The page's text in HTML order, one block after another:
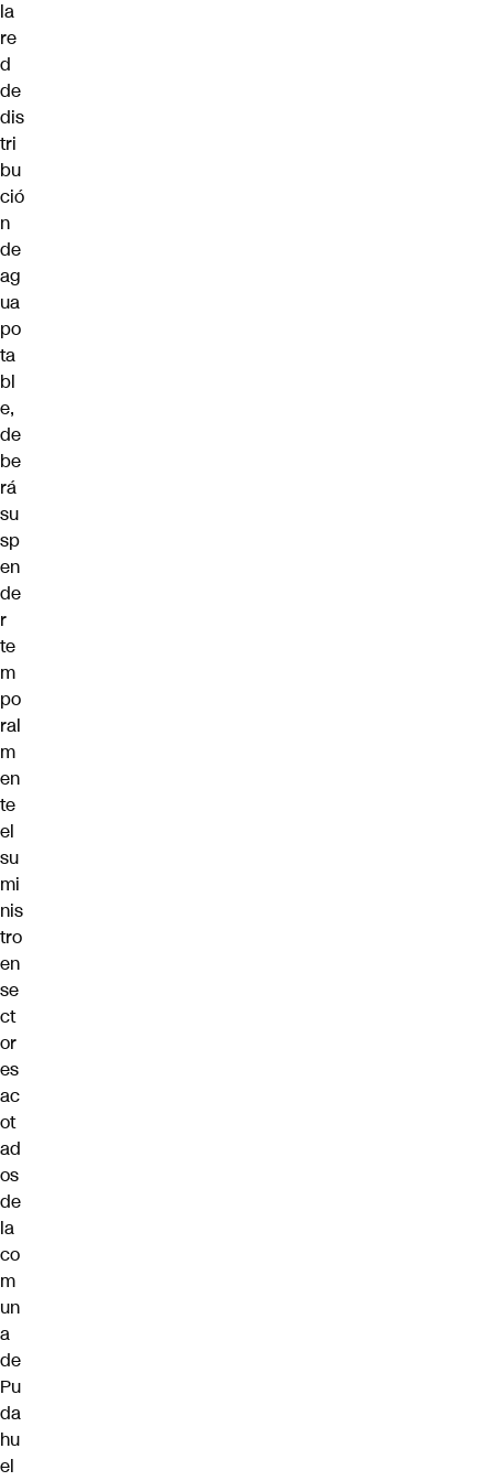
la
re
d
de
dis
tri
bu
ció
n
de
ag
ua
po
ta
bl
e,
de
be
rá
su
sp
en
de
r
te
m
po
ral
m
en
te
el
su
mi
nis
tro
en
se
ct
or
es
ac
ot
ad
os
de
la
co
m
un
a
de
Pu
da
hu
el